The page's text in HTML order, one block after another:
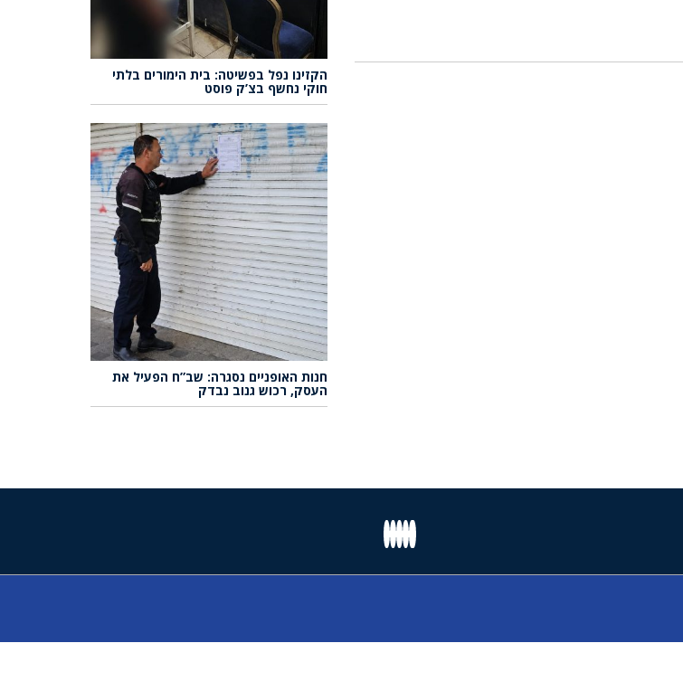
הקזינו נפל בפשיטה: בית הימורים בלתי
חוקי נחשף בצ’ק פוסט
חנות האופניים נסגרה: שב”ח הפעיל את
העסק, רכוש גנוב נבדק